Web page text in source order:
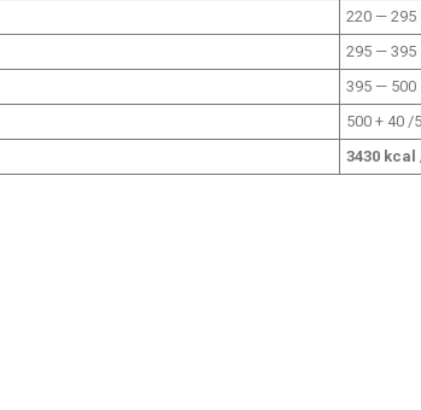
220 — 295
295 — 395
395 — 500
500 + 40 /
3430 kcal